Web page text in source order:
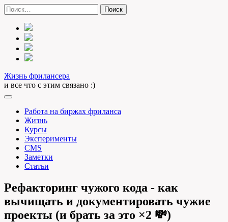
Skip
to
content
Найти:
Жизнь фрилансера
и все что с этим связано :)
Работа на биржах фриланса
Жизнь
Курсы
Эксперименты
CMS
Заметки
Статьи
Рефакторинг чужого кода - как
вычищать и документировать чужие
проекты (и брать за это ×2 💸)